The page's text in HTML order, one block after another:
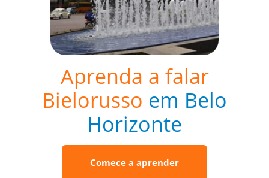
Aprenda a falar
Bielorusso em Belo
Horizonte
Comece a aprender